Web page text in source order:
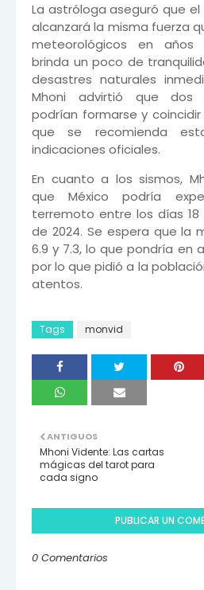
La astróloga aseguró que el
alcanzará la misma fuerza
meteorológicos en años
brinda un poco de
desastres naturales
Mhoni advirtió que dos
podrían formarse y
que se recomienda
indicaciones oficiales.
En cuanto a los sismos,
que México podría
terremoto entre los días
de 2024. Se espera que la
6.9 y 7.3, lo que pondría en
por lo que pidió a la
atentos.
Tags monvid
ANTIGUOS
Mhoni Vidente: Las cartas
mágicas del tarot para
cada signo
PUBLICAR UN
0 Comentarios